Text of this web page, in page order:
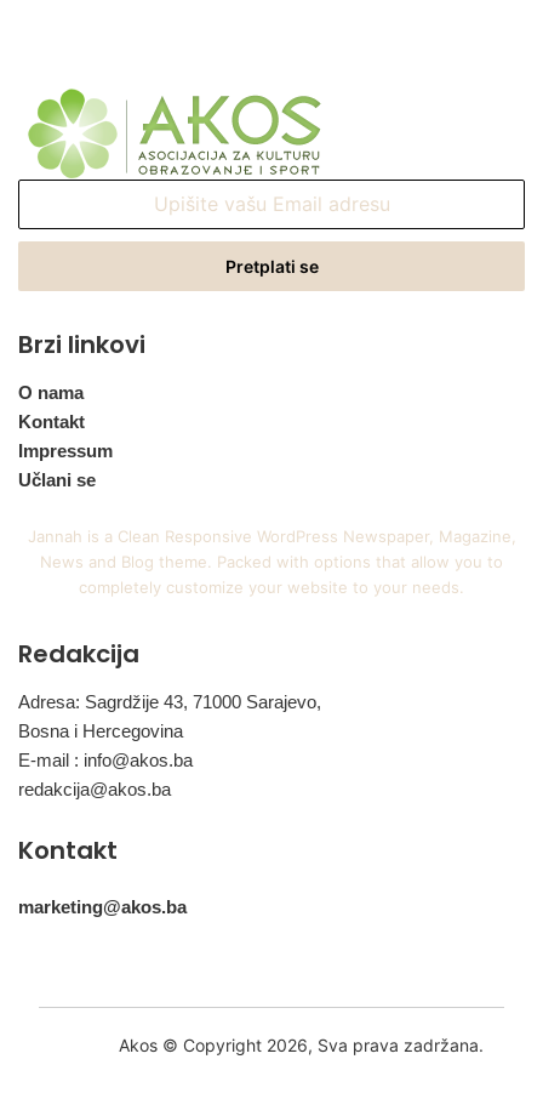
Email
Brzi linkovi
O nama
Kontakt
Impressum
Učlani se
Jannah is a Clean Responsive WordPress Newspaper, Magazine,
News and Blog theme. Packed with options that allow you to
completely customize your website to your needs.
Redakcija
Adresa: Sagrdžije 43, 71000 Sarajevo,
Bosna i Hercegovina
E-mail : info@akos.ba
redakcija@akos.ba
Kontakt
marketing@akos.ba
Akos © Copyright 2026, Sva prava zadržana.